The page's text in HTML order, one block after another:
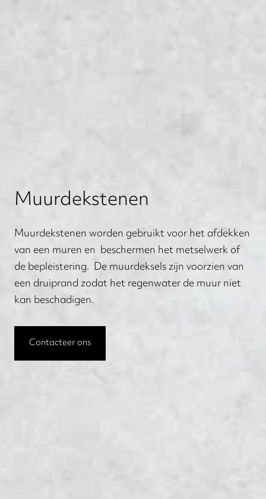
Muurdekstenen
Muurdekstenen worden gebruikt voor het afdekken
van een muren en beschermen het metselwerk of
de bepleistering. De muurdeksels zijn voorzien van
een druiprand zodat het regenwater de muur niet
kan beschadigen.
Contacteer ons